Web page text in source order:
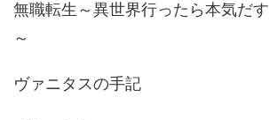
無職転生～異世界行ったら本気だす
～
ヴァニタスの手記